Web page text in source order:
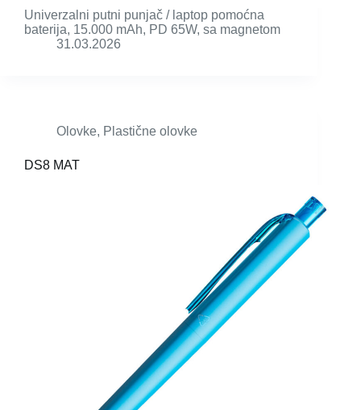
Univerzalni putni punjač / laptop pomoćna
baterija, 15.000 mAh, PD 65W, sa magnetom
31.03.2026
Olovke, Plastične olovke
DS8 MAT